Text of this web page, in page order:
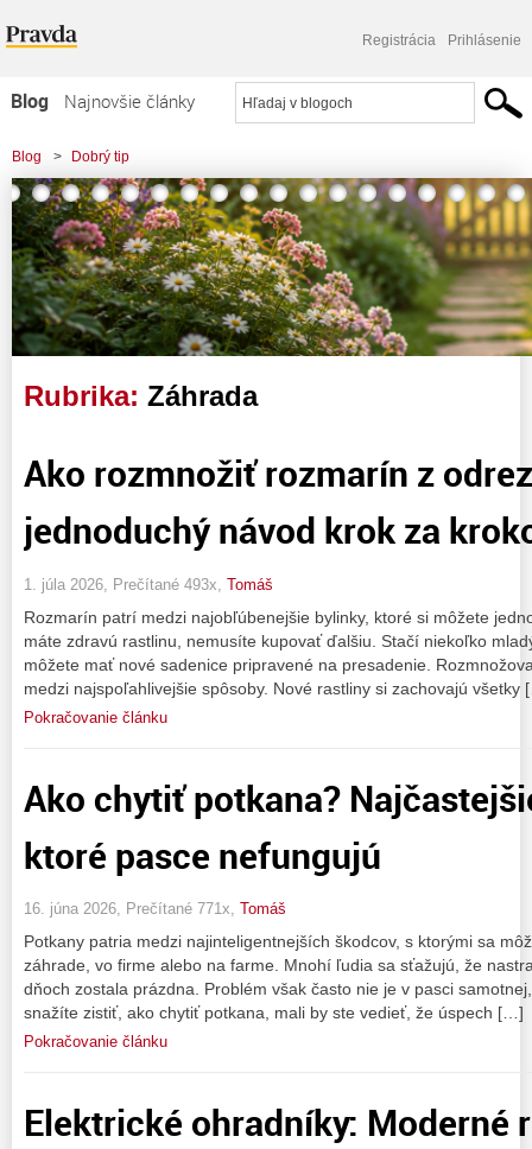
Registrácia Prihlásenie
Blog
Najnovšie články
Najčítanejšie články
Najkomentovanejšie články
Zoznam blogov
Komerčné blogy
Blog > Dobrý tip
Rubrika: Záhrada
Ako rozmnožiť rozmarín z
jednoduchý návod krok za
1. júla 2026, Prečítané 493x, Tomáš
Rozmarín patrí medzi najobľúbenejšie bylinky, ktoré si môžete
máte zdravú rastlinu, nemusíte kupovať ďalšiu. Stačí niekoľko
môžete mať nové sadenice pripravené na presadenie.
medzi najspoľahlivejšie spôsoby. Nové rastliny si zachovajú všetky
Pokračovanie článku
Ako chytiť potkana?
ktoré pasce nefungujú
16. júna 2026, Prečítané 771x, Tomáš
Potkany patria medzi najinteligentnejších škodcov, s ktorými sa
záhrade, vo firme alebo na farme. Mnohí ľudia sa sťažujú, že
dňoch zostala prázdna. Problém však často nie je v pasci
snažíte zistiť, ako chytiť potkana, mali by ste vedieť, že úspech […]
Pokračovanie článku
Elektrické ohradníky: Moderné